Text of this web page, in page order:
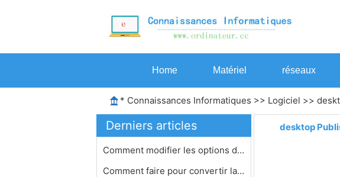
Home Matériel réseaux
* Connaissances Informatiques >> Logiciel >>
Derniers articles
Comment modifier les options d' espa…
Comment faire pour convertir la pré…
desktop